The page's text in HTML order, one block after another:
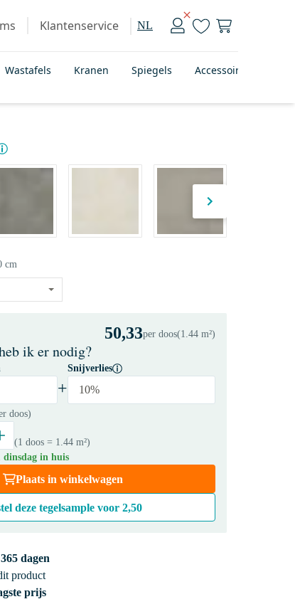
Klantenservice NL
Wastafels Kranen Spiegels Accessoires
cm
50,33per doos(1.44 m²)
ik er nodig?
+
Snijverlies
10%
doos)
(1 doos = 1.44 m²)
dinsdag in huis
Plaats in winkelwagen
deze tegelsample voor 2,50
365 dagen
product
prijs